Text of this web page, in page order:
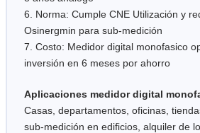
6. Norma: Cumple CNE Utilización y
Osinergmin para sub-medición
7. Costo: Medidor digital monofasico
inversión en 6 meses por ahorro
Aplicaciones medidor digital
Casas, departamentos, oficinas,
sub-medición en edificios, alquiler de